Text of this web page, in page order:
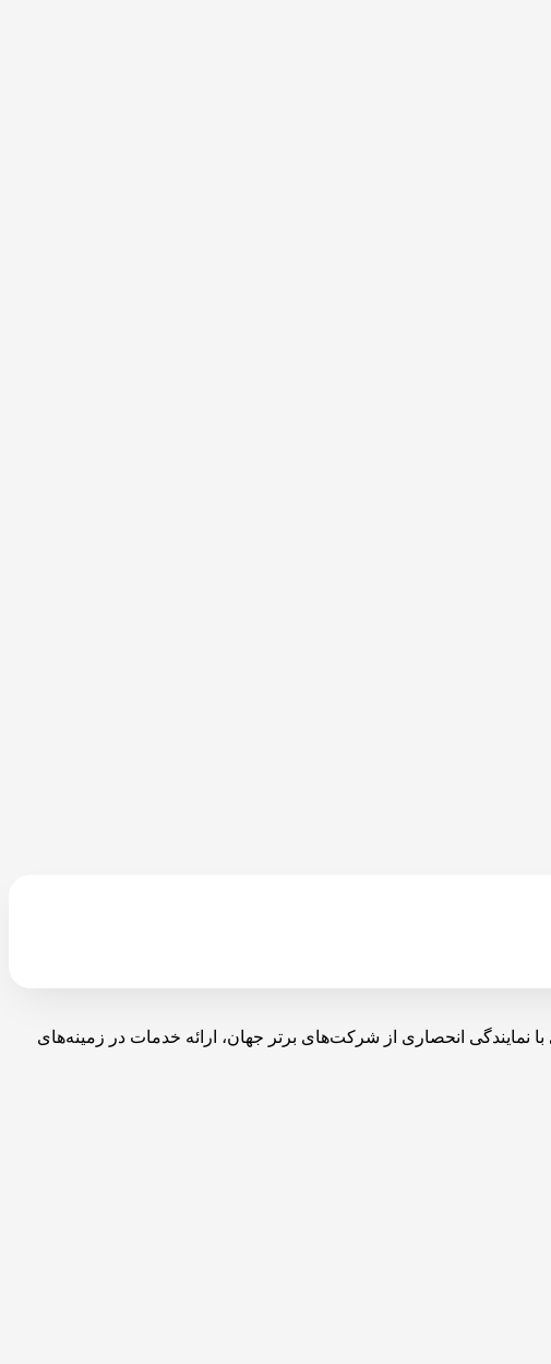
با نمایندگی انحصاری از شرکت‌های برتر جهان، ارائه خدمات در زمینه‌های